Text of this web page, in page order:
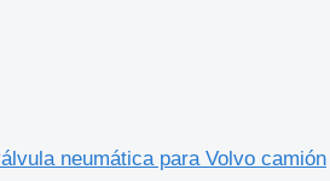
neumática para Volvo camión